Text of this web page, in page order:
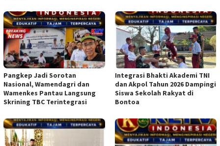
Pangkep Jadi Sorotan
Nasional, Wamendagri dan
Wamenkes Pantau Langsung
Skrining TBC Terintegrasi
Integrasi Bhakti Akademi TNI
dan Akpol Tahun 2026 Dampingi
Siswa Sekolah Rakyat di
Bontoa